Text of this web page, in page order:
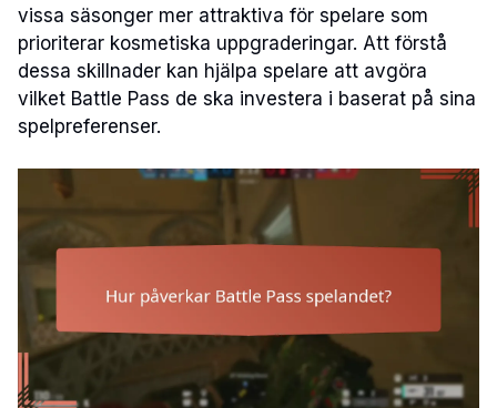
vissa säsonger mer attraktiva för spelare som
prioriterar kosmetiska uppgraderingar. Att förstå
dessa skillnader kan hjälpa spelare att avgöra
vilket Battle Pass de ska investera i baserat på sina
spelpreferenser.